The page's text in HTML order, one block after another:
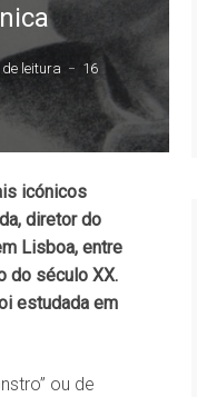
leitura
16
icónicos
diretor do
Lisboa, entre
do século XX.
estudada em
ou de